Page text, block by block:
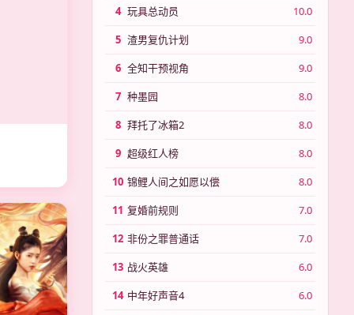
4 玩具总动员
10.0
5 渣男复仇计划
9.0
6 全知干预视角
9.0
7 种墨园
8.0
8 拜托了冰箱2
8.0
9 超级红人榜
8.0
10 锦鲤人间之如愿以偿
8.0
11 复婚前规则
7.0
12 非份之罪普通话
7.0
13 战火英雄
6.0
14 中年好声音4
6.0